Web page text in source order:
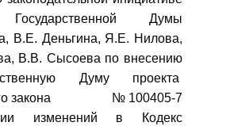
Государственной Думы
В.Е. Деньгина, Я.Е. Нилова,
В.В. Сысоева по внесению
Думу проекта
закона № 100405-7
изменений в Кодекс